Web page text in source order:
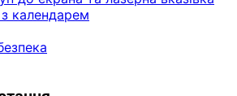
з календарем